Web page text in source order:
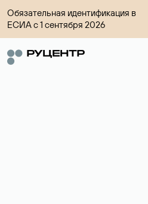
Обязательная идентификация в
ЕСИА с 1 сентября 2026